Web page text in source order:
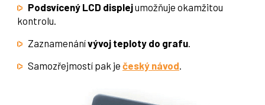
Podsvícený LCD displejumožňuje okamžitou
kontrolu.
Zaznamenánívývoj teploty do grafu
Samozřejmostí pak je český návod